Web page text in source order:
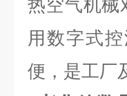
热空气机械
用数字式
便，是工厂